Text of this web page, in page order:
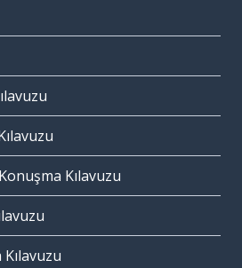
Kılavuzu